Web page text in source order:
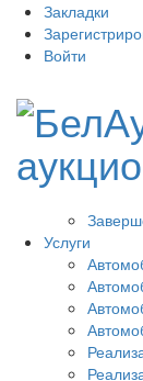
Закладки
Войти
Услуги